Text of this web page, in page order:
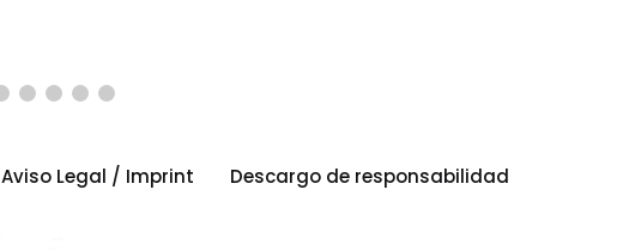
Aviso Legal / Imprint Descargo de responsabilidad